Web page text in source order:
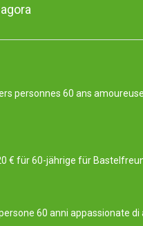
personnes 60 ans
€ für 60-jährige für
60 anni appassionate